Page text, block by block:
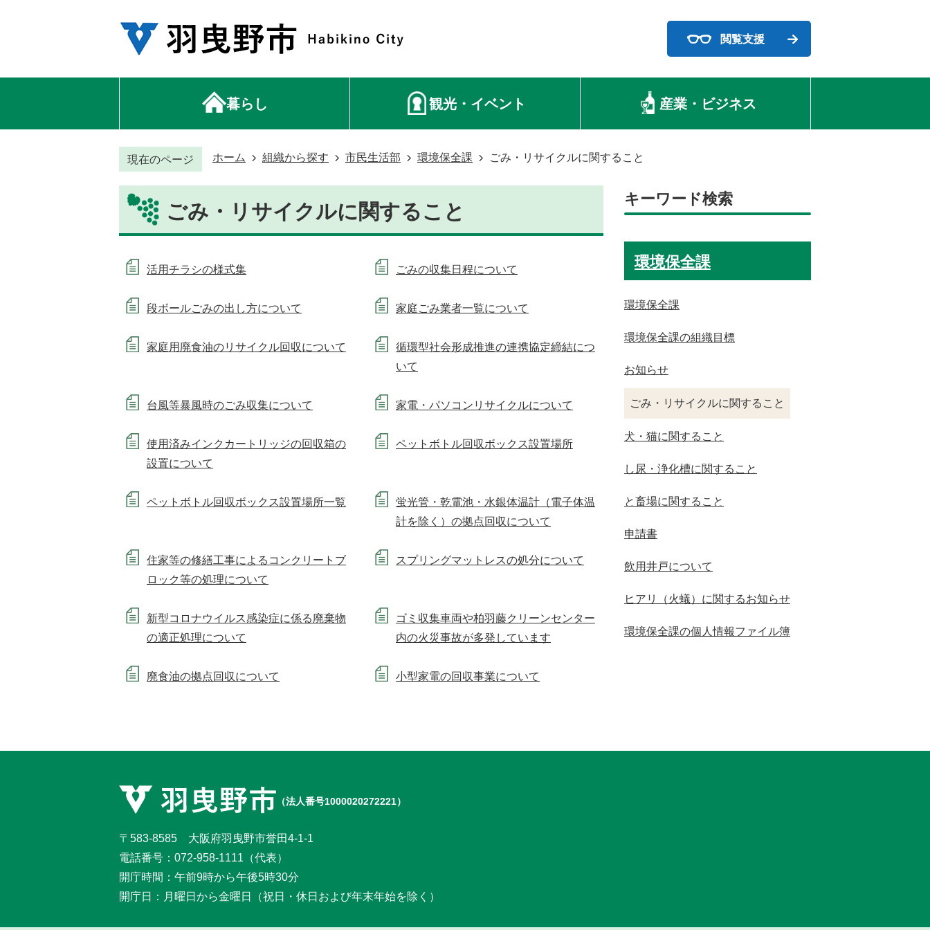
閲覧支援
暮らし 観光・イベント 産業・ビジネス
現在のページ ホーム 組織から探す 市民生活部 環境保全課 ごみ・リサイクルに関すること
ごみ・リサイクルに関すること
活用チラシの様式集 ごみの収集日程について
段ボールごみの出し方について 家庭ごみ業者一覧について
家庭用廃食油のリサイクル回収について
循環型社会形成推進の連携協定締結につ
いて
台風等暴風時のごみ収集について 家電・パソコンリサイクルについて
使用済みインクカートリッジの回収箱の
設置について
ペットボトル回収ボックス設置場所
ペットボトル回収ボックス設置場所一覧
蛍光管・乾電池・水銀体温計（電子体温
計を除く）の拠点回収について
住家等の修繕工事によるコンクリートブ
ロック等の処理について
スプリングマットレスの処分について
新型コロナウイルス感染症に係る廃棄物
の適正処理について
ゴミ収集車両や柏羽藤クリーンセンター
内の火災事故が多発しています
廃食油の拠点回収について 小型家電の回収事業について
キーワード検索
環境保全課
環境保全課
環境保全課の組織目標
お知らせ
ごみ・リサイクルに関すること
犬・猫に関すること
し尿・浄化槽に関すること
と畜場に関すること
申請書
飲用井戸について
ヒアリ（火蟻）に関するお知らせ
環境保全課の個人情報ファイル簿
（法人番号1000020272221）
〒583-8585 大阪府羽曳野市誉田4-1-1
電話番号： 072-958-1111 （代表）
開庁時間：午前9時から午後5時30分
開庁日：月曜日から金曜日
（祝日・休日および年末年始を除く）